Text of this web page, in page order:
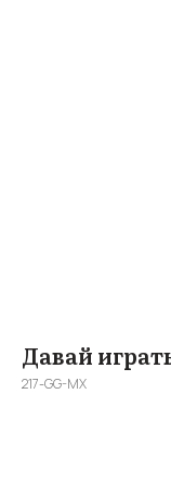
Давай
217-GG-MX